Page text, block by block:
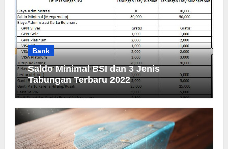
Bank
Saldo Minimal BSI dan 3 Jenis
Tabungan Terbaru 2022